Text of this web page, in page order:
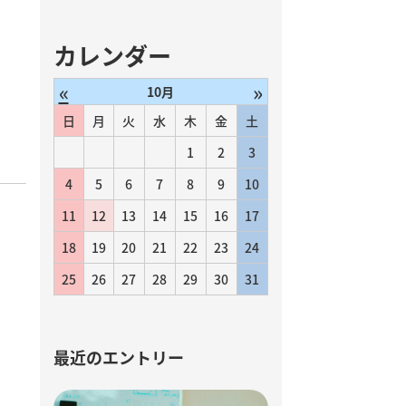
カレンダー
« 10月 »
日 月 火 水 木 金
土
1
2
3
4
5 6 7 8 9
10
11
12 13 14 15 16
17
18
19 20 21 22 23
24
25
26 27 28 29 30 31
最近のエントリー